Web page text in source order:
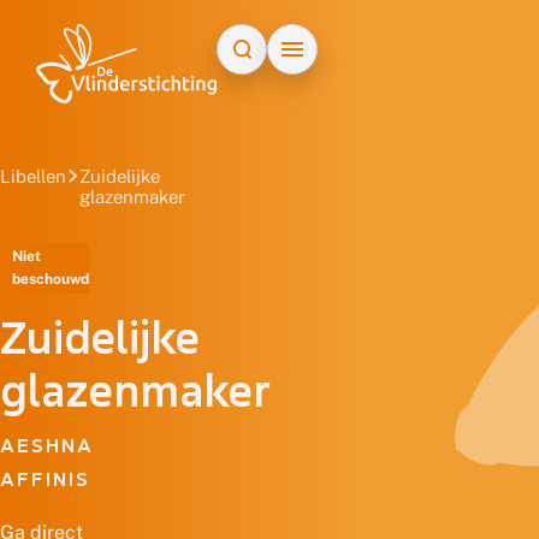
Libellen
Zuidelijke
glazenmaker
Niet
beschouwd
Zuidelijke
glazenmaker
AESHNA
AFFINIS
Ga direct